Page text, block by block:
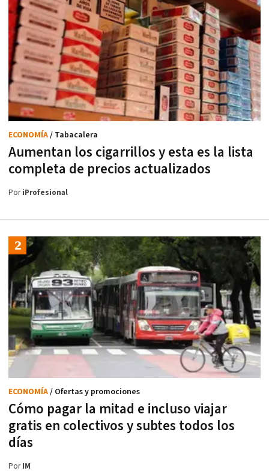
Aumentan los cigarrillos y esta es la lista
completa de precios actualizados
ECONOMÍA/ Tabacalera
PoriProfesional
Cómo pagar la mitad e incluso viajar
gratis en colectivos y subtes todos los
días
ECONOMÍA/ Ofertas y promociones
PorIM